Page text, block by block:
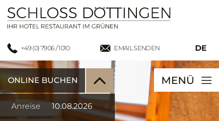
+49 (0) 7906 / 1010 EMAIL SENDEN DE
ONLINE BUCHEN
Anreise
MENÜ